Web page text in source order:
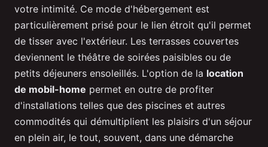
votre intimité. Ce mode d'hébergement est
particulièrement prisé pour le lien étroit qu'il permet
de tisser avec l'extérieur. Les terrasses couvertes
deviennent le théâtre de soirées paisibles ou de
petits déjeuners ensoleillés. L'option de la location
de mobil-home permet en outre de profiter
d'installations telles que des piscines et autres
commodités qui démultiplient les plaisirs d'un séjour
en plein air, le tout, souvent, dans une démarche